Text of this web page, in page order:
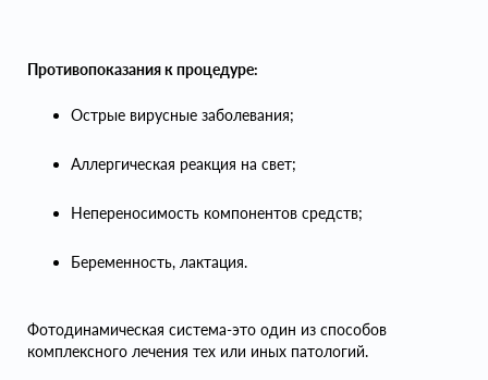
Противопоказания к процедуре:
Острые вирусные заболевания;
Аллергическая реакция на свет;
Непереносимость компонентов средств;
Беременность, лактация.
Фотодинамическая система-это один из способов
комплексного лечения тех или иных патологий.